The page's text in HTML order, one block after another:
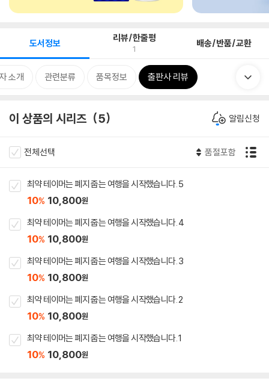
도서정보 리뷰/한줄평
1 배송/반품/교환
소개 관련분류 품목정보 출판사 리뷰
이 상품의 시리즈 5 알림신청
전체선택 품절포함
최약 테이머는 폐지 줍는 여행을 시작했습니다. 5
10% 10,800원
최약 테이머는 폐지 줍는 여행을 시작했습니다. 4
10% 10,800원
최약 테이머는 폐지 줍는 여행을 시작했습니다. 3
10% 10,800원
최약 테이머는 폐지 줍는 여행을 시작했습니다. 2
10% 10,800원
최약 테이머는 폐지 줍는 여행을 시작했습니다. 1
10% 10,800원